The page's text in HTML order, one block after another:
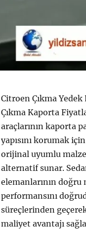
Citroen Çıkma
Çıkma Kaporta
araçlarının kaporta
yapısını korumak
orijinal uyumlu
alternatif sunar.
elemanlarının
performansını
süreçlerinden
maliyet avantajı